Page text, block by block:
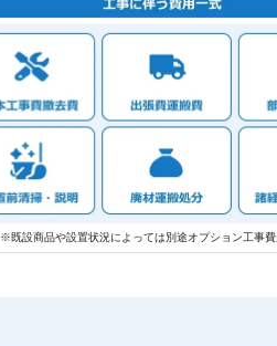
※既設商品や設置状況によっては別途オプション工事